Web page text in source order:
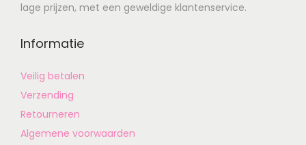
lage prijzen, met een geweldige klantenservice.
Informatie
Veilig betalen
Verzending
Retourneren
Algemene voorwaarden